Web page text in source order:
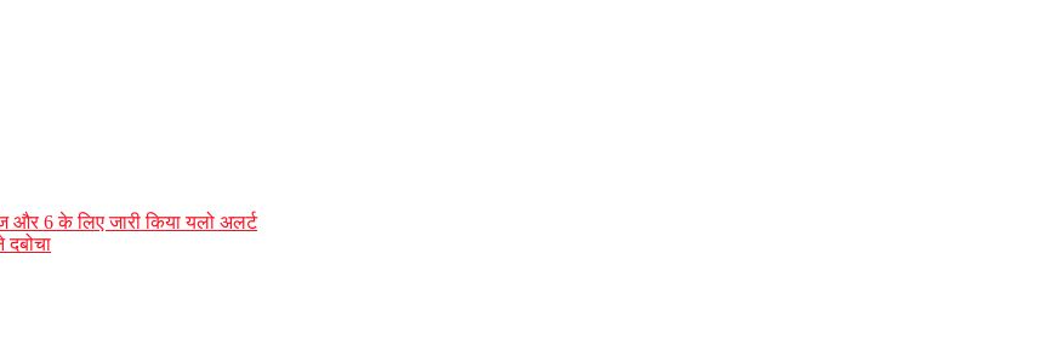
और 6 के लिए जारी किया यलो अलर्ट